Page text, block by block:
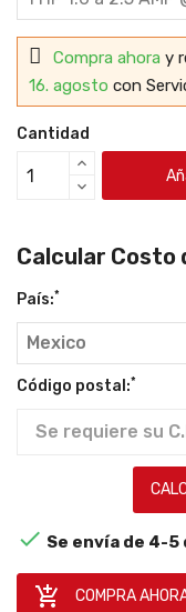
Compra ahora y
16. agosto con
Cantidad
Calcular Costo
País:*
Código postal:*
 Se envía de 4-5
 COMPRA